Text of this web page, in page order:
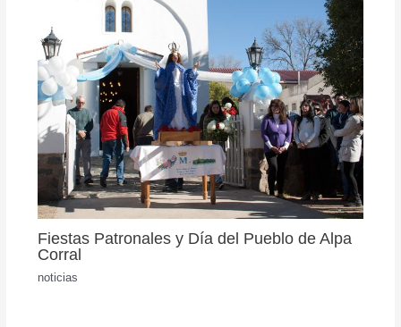
Fiestas Patronales y Día del Pueblo de Alpa
Corral
noticias